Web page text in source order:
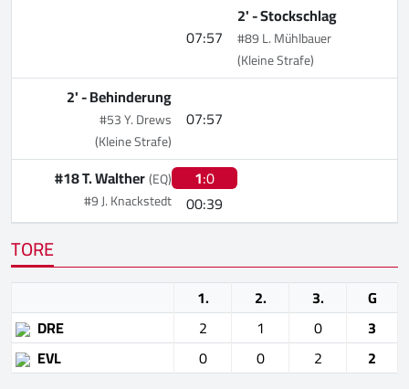
07:57
2' -Stockschlag
#89 L. Mühlbauer
(Kleine Strafe)
07:57
2' -Behinderung
#53 Y. Drews
(Kleine Strafe)
1:0
00:39
#18 T. Walther(EQ)
#9 J. Knackstedt
TORE
1. 2. 3.
G
DRE
2 1 0
3
EVL
0 0 2 2